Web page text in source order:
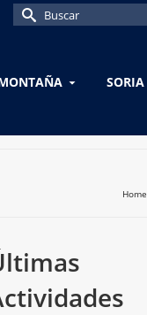
Buscar
SORIA
Home